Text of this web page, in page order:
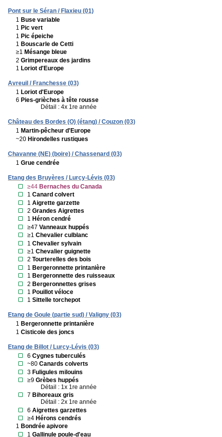
Pont sur le Séran / Flaxieu (01)
1 Buse variable
1 Pic vert
1 Pic épeiche
1 Bouscarle de Cetti
≥1 Mésange bleue
2 Grimpereaux des jardins
1 Loriot d'Europe
Avreuil / Franchesse (03)
1 Loriot d'Europe
6 Pies-grièches à tête rousse
Détail : 4x 1re année
Château des Bordes (O) (étang) / Couzon (03)
1 Martin-pêcheur d'Europe
~20 Hirondelles rustiques
Chavanne (NE) (boire) / Chassenard (03)
1 Grue cendrée
Etang des Bruyères / Lurcy-Lévis (03)
≥44 Bernaches du Canada
1 Canard colvert
1 Aigrette garzette
2 Grandes Aigrettes
1 Héron cendré
≥47 Vanneaux huppés
≥1 Chevalier culblanc
1 Chevalier sylvain
≥1 Chevalier guignette
2 Tourterelles des bois
1 Bergeronnette printanière
1 Bergeronnette des ruisseaux
2 Bergeronnettes grises
1 Pouillot véloce
1 Sittelle torchepot
Etang de Goule (partie sud) / Valigny (03)
1 Bergeronnette printanière
1 Cisticole des joncs
Etang de Billot / Lurcy-Lévis (03)
6 Cygnes tuberculés
~80 Canards colverts
3 Fuligules milouins
≥9 Grèbes huppés
Détail : 1x 1re année
7 Bihoreaux gris
Détail : 2x 1re année
6 Aigrettes garzettes
≥4 Hérons cendrés
1 Bondrée apivore
1 Gallinule poule-d'eau